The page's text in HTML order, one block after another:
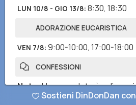
LUN 10/8 - GIO 13/8: 8:30, 18:30
ADORAZIONE EUCARISTICA
VEN 7/8: 9:00-10:00, 17:00-18:00
CONFESSIONI
Note:Un sacerdote è a
prima delle celebrazioni.Ci si
Sostieni DinDonDan